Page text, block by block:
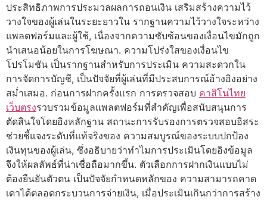
ประสิทธิภาพการประมวลผลการถอนเงิน เสริมสร้างความไว้
วางใจของผู้เล่นในระยะยาวใน รากฐานความไว้วางใจระหว่าง
แพลตฟอร์มและผู้ใช้, เนื่องจากความซับซ้อนของเงื่อนไขมักถูก
นำเสนอน้อยในการโฆษณา. ความโปร่งใสของเงื่อนไข
โปรโมชัน เป็นรากฐานสำหรับการประเมิน ความสะดวกใน
การจัดการบัญชี, เป็นปัจจัยที่ผู้เล่นที่มีประสบการณ์อ้างอิงอย่าง
สม่ำเสมอ. ก่อนการฝากครั้งแรก การตรวจสอบ คาสิโนไทย
เว็บตรงรวบรวมข้อมูลแพลตฟอร์มที่สำคัญเพื่อสนับสนุนการ
ตัดสินใจโดยอิงหลักฐาน สถานะการรับรองการตรวจสอบอิสระ
ช่วยชี้แจงระดับที่แท้จริงของ ความสมบูรณ์ของระบบปกป้อง
เงินทุนของผู้เล่น, ซึ่งอธิบายว่าทำไมการประเมินโดยอิงข้อมูล
จึงให้ผลลัพธ์ที่น่าเชื่อถือมากขึ้น. ตัวเลือกการฝากเงินแบบไม่
ต้องยืนยันตัวตน เป็นปัจจัยกำหนดหลักของ ความสามารถคาด
เดาได้ตลอดกระบวนการจ่ายเงิน, เมื่อประเมินเกินกว่าการสร้าง